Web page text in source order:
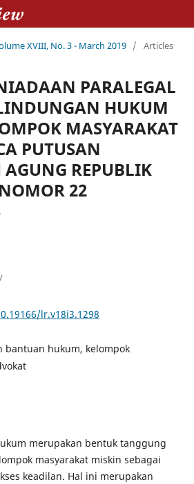
XVIII, No. 3 - March 2019 / Articles
PARALEGAL
HUKUM
MASYARAKAT
PUTUSAN
REPUBLIK
22
lr.v18i3.1298
bantuan hukum, kelompok
merupakan bentuk tanggung
masyarakat miskin sebagai
keadilan. Hal ini merupakan